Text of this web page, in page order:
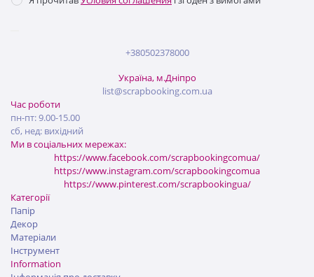
+380502378000
Україна, м.Дніпро
list@scrapbooking.com.ua
Категорії
Папір
Декор
Матеріали
Інструмент
Information
Час роботи
пн-пт: 9.00-15.00
сб, нед: вихідний
Ми в соціальних мережах:
https://www.facebook.com/scrapbookingcomua/
https://www.instagram.com/scrapbookingcomua
https://www.pinterest.com/scrapbookingua/